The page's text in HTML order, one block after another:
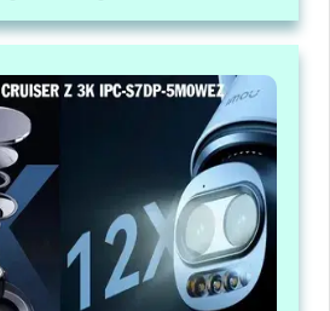
hành và mở rộng hệ thống
hội, giúp tối ưu hóa quy trình